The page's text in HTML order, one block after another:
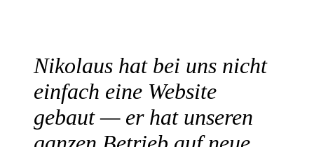
Nikolaus hat bei uns nicht
einfach eine Website
gebaut — er hat unseren